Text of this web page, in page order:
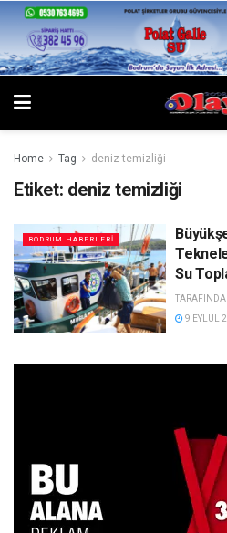
Home Tag deniz temizliği
Etiket: deniz temizliği
BODRUM HABERLERI
Su
9 EYLÜL